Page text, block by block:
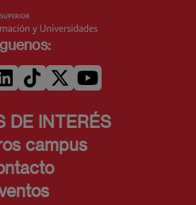
DE INTERÉS
campus